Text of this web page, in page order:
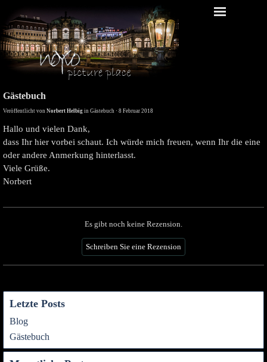
Gästebuch
Veröffentlicht von Norbert Helbig in Gästebuch · 8 Februar 2018
Hallo und vielen Dank,
dass Ihr hier vorbei schaut. Ich würde mich freuen, wenn Ihr die eine
oder andere Anmerkung hinterlasst.
Viele Grüße.
Norbert
Es gibt noch keine Rezension.
E-Mail:*
Letzte Posts
Blog
Gästebuch